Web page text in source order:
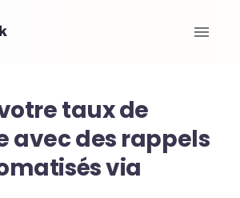
taux de
avec des rappels
via